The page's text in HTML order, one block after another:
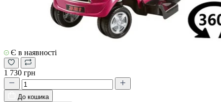
Є в наявності
1 730 грн
До кошика